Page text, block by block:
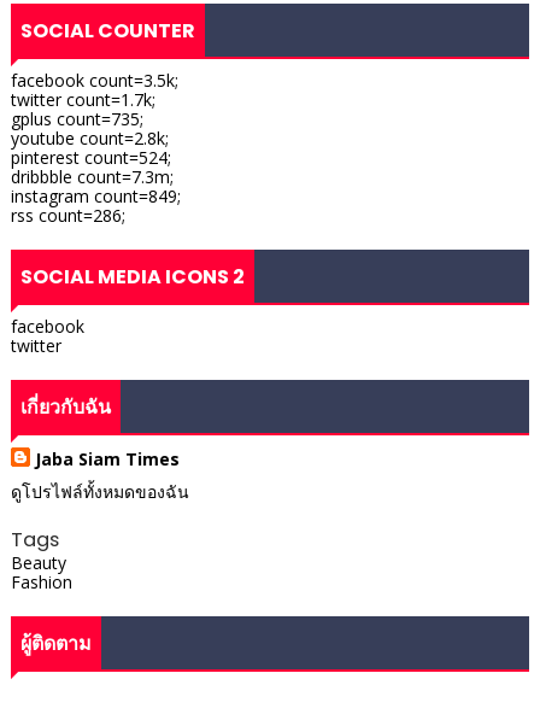
SOCIAL COUNTER
facebook count=3.5k;
twitter count=1.7k;
gplus count=735;
youtube count=2.8k;
pinterest count=524;
dribbble count=7.3m;
instagram count=849;
rss count=286;
SOCIAL MEDIA ICONS 2
facebook
twitter
เกี่ยวกับฉัน
Jaba Siam Times
ดูโปรไฟล์ทั้งหมดของฉัน
Tags
Beauty
Fashion
ผู้ติดตาม